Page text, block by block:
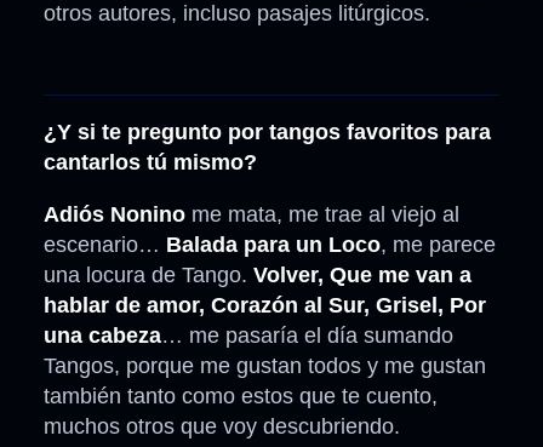
otros autores, incluso pasajes litúrgicos.
¿Y si te pregunto por tangos favoritos para
cantarlos tú mismo?
Adiós Nonino me mata, me trae al viejo al
escenario… Balada para un Loco, me parece
una locura de Tango. Volver, Que me van a
hablar de amor, Corazón al Sur, Grisel, Por
una cabeza… me pasaría el día sumando
Tangos, porque me gustan todos y me gustan
también tanto como estos que te cuento,
muchos otros que voy descubriendo.